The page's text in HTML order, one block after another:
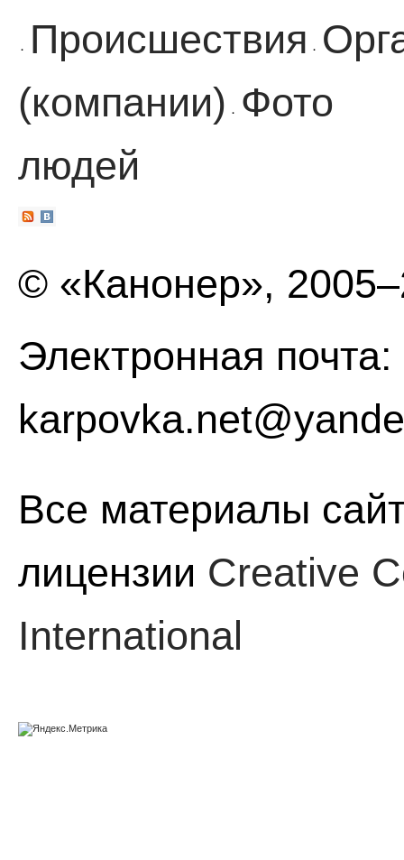
· Происшествия ·
(компании)
·
Фото
людей
© «Канонер»,
Электронная почта:
Все материалы
лицензии Creative
International